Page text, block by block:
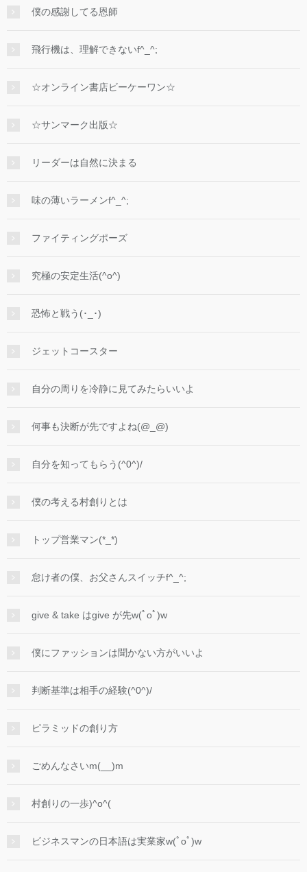
僕の感謝してる恩師
飛行機は、理解できないf^_^;
☆オンライン書店ビーケーワン☆
☆サンマーク出版☆
リーダーは自然に決まる
味の薄いラーメンf^_^;
ファイティングポーズ
究極の安定生活(^o^)
恐怖と戦う(･_･)
ジェットコースター
自分の周りを冷静に見てみたらいいよ
何事も決断が先ですよね(@_@)
自分を知ってもらう(^0^)/
僕の考える村創りとは
トップ営業マン(*_*)
怠け者の僕、お父さんスイッチf^_^;
give & take はgive が先w(ﾟoﾟ)w
僕にファッションは聞かない方がいいよ
判断基準は相手の経験(^0^)/
ピラミッドの創り方
ごめんなさいm(__)m
村創りの一歩)^o^(
ビジネスマンの日本語は実業家w(ﾟoﾟ)w